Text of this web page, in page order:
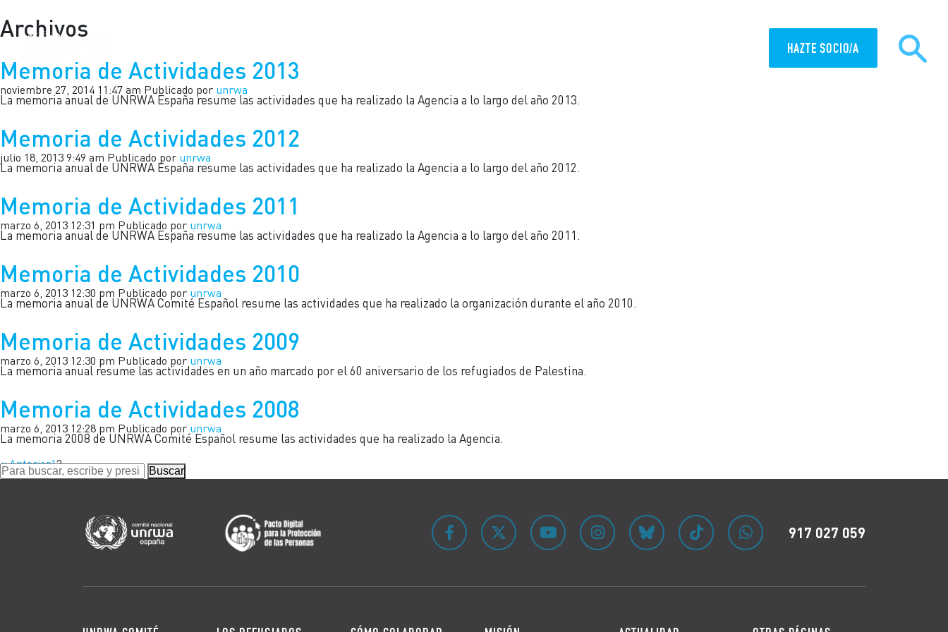
HAZTE SOCIO/A
Archivos
Memoria de Actividades 2013
noviembre 27, 2014 11:47 am Publicado por unrwa
La memoria anual de UNRWA España resume las actividades que ha realizado la Agencia a lo largo del año 2013.
Memoria de Actividades 2012
julio 18, 2013 9:49 am Publicado por unrwa
La memoria anual de UNRWA España resume las actividades que ha realizado la Agencia a lo largo del año 2012.
Memoria de Actividades 2011
marzo 6, 2013 12:31 pm Publicado por unrwa
La memoria anual de UNRWA España resume las actividades que ha realizado la Agencia a lo largo del año 2011.
Memoria de Actividades 2010
marzo 6, 2013 12:30 pm Publicado por unrwa
La memoria anual de UNRWA Comité Español resume las actividades que ha realizado la organización durante el año 2010.
Memoria de Actividades 2009
marzo 6, 2013 12:30 pm Publicado por unrwa
La memoria anual resume las actividades en un año marcado por el 60 aniversario de los refugiados de Palestina.
Memoria de Actividades 2008
marzo 6, 2013 12:28 pm Publicado por unrwa
La memoria 2008 de UNRWA Comité Español resume las actividades que ha realizado la Agencia.
« Anterior12
Buscar
917 027 059